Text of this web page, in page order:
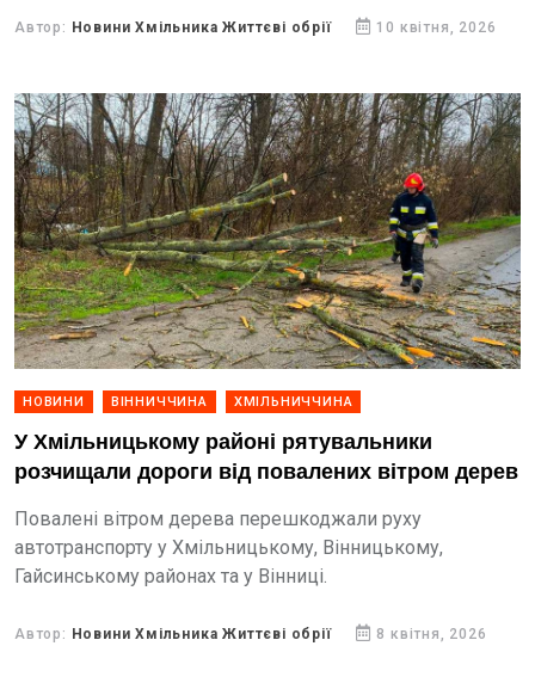
Автор: Новини Хмільника Життєві обрії 10 квітня, 2026
НОВИНИ ВІННИЧЧИНА ХМІЛЬНИЧЧИНА
У Хмільницькому районі рятувальники
розчищали дороги від повалених вітром дерев
Повалені вітром дерева перешкоджали руху
автотранспорту у Хмільницькому, Вінницькому,
Гайсинському районах та у Вінниці.
Автор: Новини Хмільника Життєві обрії 8 квітня, 2026